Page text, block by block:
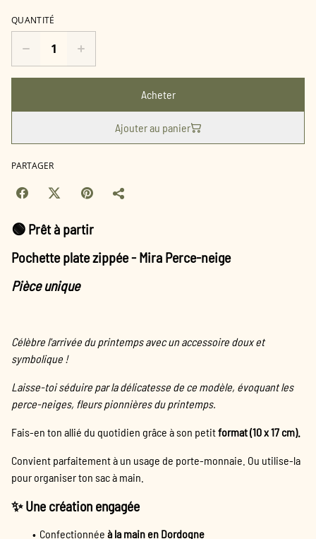
QUANTITÉ
Acheter
Ajouter au panier
PARTAGER
🟢 Prêt à partir
Pochette plate zippée - Mira Perce-neige
Pièce unique
Célèbre l'arrivée du printemps avec un accessoire doux et
symbolique !
Laisse-toi séduire par la délicatesse de ce modèle, évoquant les
perce-neiges, fleurs pionnières du printemps.
Fais-en ton allié du quotidien grâce à son petitformat (10 x 17 cm).
Convient parfaitement à un usage de porte-monnaie. Ou utilise-la
pour organiser ton sac à main.
✨ Une création engagée
Confectionnée à la main en Dordogne